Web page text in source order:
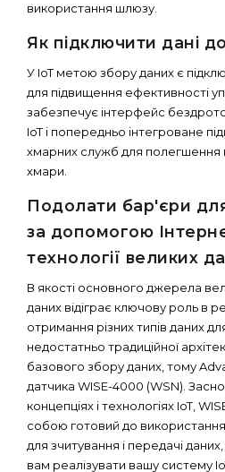
використання шлюзу.
Як підключити дані
У IoT метою збору даних є
для підвищення ефективності
забезпечує інтерфейс
IoT і попередньо інтегроване
хмарних служб для полегшення
хмари.
Подолати бар'єри
за допомогою
технології великих
В якості основного джерела
даних відіграє ключову роль в
отримання різних типів даних
недостатньо традиційної
базового збору даних, тому
датчика WISE-4000 (WSN).
концепціях і технологіях IoT,
собою готовий до
для зчитування і передачі
вам реалізувати вашу систему